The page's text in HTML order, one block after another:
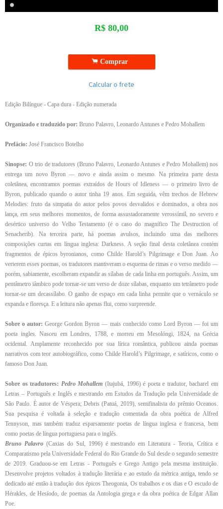
R$ 80,00
.Comprar
Calcular o frete
Edição Bilíngue - Capa dura - Edição numerada
Organizado e traduzido por: Bruno Palavro, Leonardo Antunes e Pedro Mohallem
Prefácio: José Francisco Botelho
Sinopse: O trio de tradutores (Bruno Palavro, Leonardo Antunes e Pedro Mohallem) nos
entrega um novo Byron — novo e ainda assim o mesmo. Na primeira parte desta
coletânea, encontramos poemas extraídos de Hours of Idleness ­— o primeiro livro de
Byron, publicado quando o autor tinha 19 anos. Em seguida, vêm trechos de Hebrew
Melodies: fruto da simpatia do autor pelos povos desvalidos e dominados, a obra nos
lança, em seus melhores momentos, de forma assustadoramente verossímil, no severo e
desértico universo do Velho Testamento (é o caso do magnífico The Destruction of
Senacherib). Na terceira parte, há poemas avulsos, incluindo uma das melhores
composições curtas em língua inglesa: Darkness. A seção final desta coletânea contém
fragmentos de épicos byronianos, como Childe Harold’s Pilgrimage e Don Juan. Ao
verterem esses poemas, os tradutores mantiveram o esquema de rimas e o verso medido —
porém, sabiamente, escolheram expandir as sílabas de cada linha em português. Assim, um
pentâmetro iâmbico pode tornar-se um verso de doze sílabas, enquanto um tetrâmetro pode
tornar-se um decassílabo. O ganho de espaço em cada linha permite que o vernáculo se
expanda e floresça. E a leitura não apenas flui, como surpreende.
Sobre o autor: George Gordon Byron — mais conhecido como Lord Byron — foi um
poeta ingles. Nasceu em Londres, 1788, e morreu em Mesolóngi, 1824, na Grécia
ocidental. Amplamente reconhecido por sua lírica romântica, publicou ainda poemas
narrativos com teor autobiográfico, como Childe Harold’s Pilgrimage, e satíricos, como o
famoso Don Juan.
Sobre os tradutores: Pedro Mohallem (Itajubá, 1996) é poeta e tradutor, bacharel em
Letras – Português e Inglês e mestrando em Estudos da Tradução pela Universidade de
São Paulo. É autor de Véspera; Debris (Patuá, 2019), semifinalista do prêmio Oceanos.
Sua pesquisa é voltada à seleção e tradução comentada da obra poética de Alfred
Tennyson, mas também traduz esparsamente poetas de língua inglesa e francesa, bem
como poetas de língua portuguesa para o inglês.
Bruno Palavro(Caxias do Sul, 1996) é mestrando em Literatura - Teoria, Crítica e
Comparatismo pela Universidade Federal do Rio Grande do Sul desde o segundo semestre
de 2019. Graduou-se em Letras - Português e Grego Antigo pela mesma instituição.
Desenvolve projetos voltados à tradução literária e ao estudo da métrica antiga, tendo se
dedicado até então à tradução dos épicos Theogonia, Os trabalhos e os dias e O escudo de
Hérakles, de Hesíodo, de poemas da Antologia grega e da obra poética de Edgar Allan
Poe.